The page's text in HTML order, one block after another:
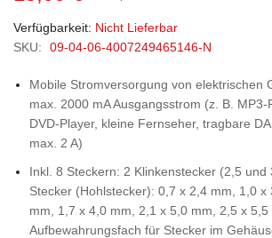
Verfügbarkeit: Nicht Lieferbar
SKU:
09-04-06-4007249465146-N
Mobile Stromversorgung von elektrischen
max. 2000 mA Ausgangsstrom (z. B. MP3-
DVD-Player, kleine Fernseher, tragbare
max. 2 A)
Inkl. 8 Steckern: 2 Klinkenstecker (2,5 und
Stecker (Hohlstecker): 0,7 x 2,4 mm, 1,0 x
mm, 1,7 x 4,0 mm, 2,1 x 5,0 mm, 2,5 x
Aufbewahrungsfach für Stecker im